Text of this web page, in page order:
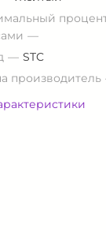
STC
производитель